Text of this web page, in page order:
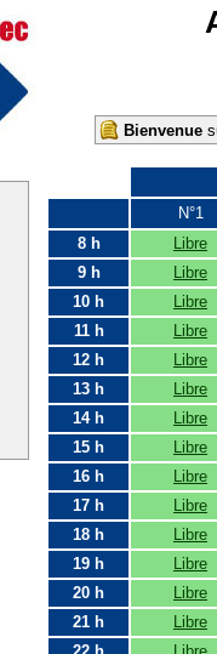
Bienvenue
N°1
8 h
Libre
9 h
Libre
10 h
Libre
11 h
Libre
12 h
Libre
13 h
Libre
14 h
Libre
15 h
Libre
16 h
Libre
17 h
Libre
18 h
Libre
19 h
Libre
20 h
Libre
21 h
Libre